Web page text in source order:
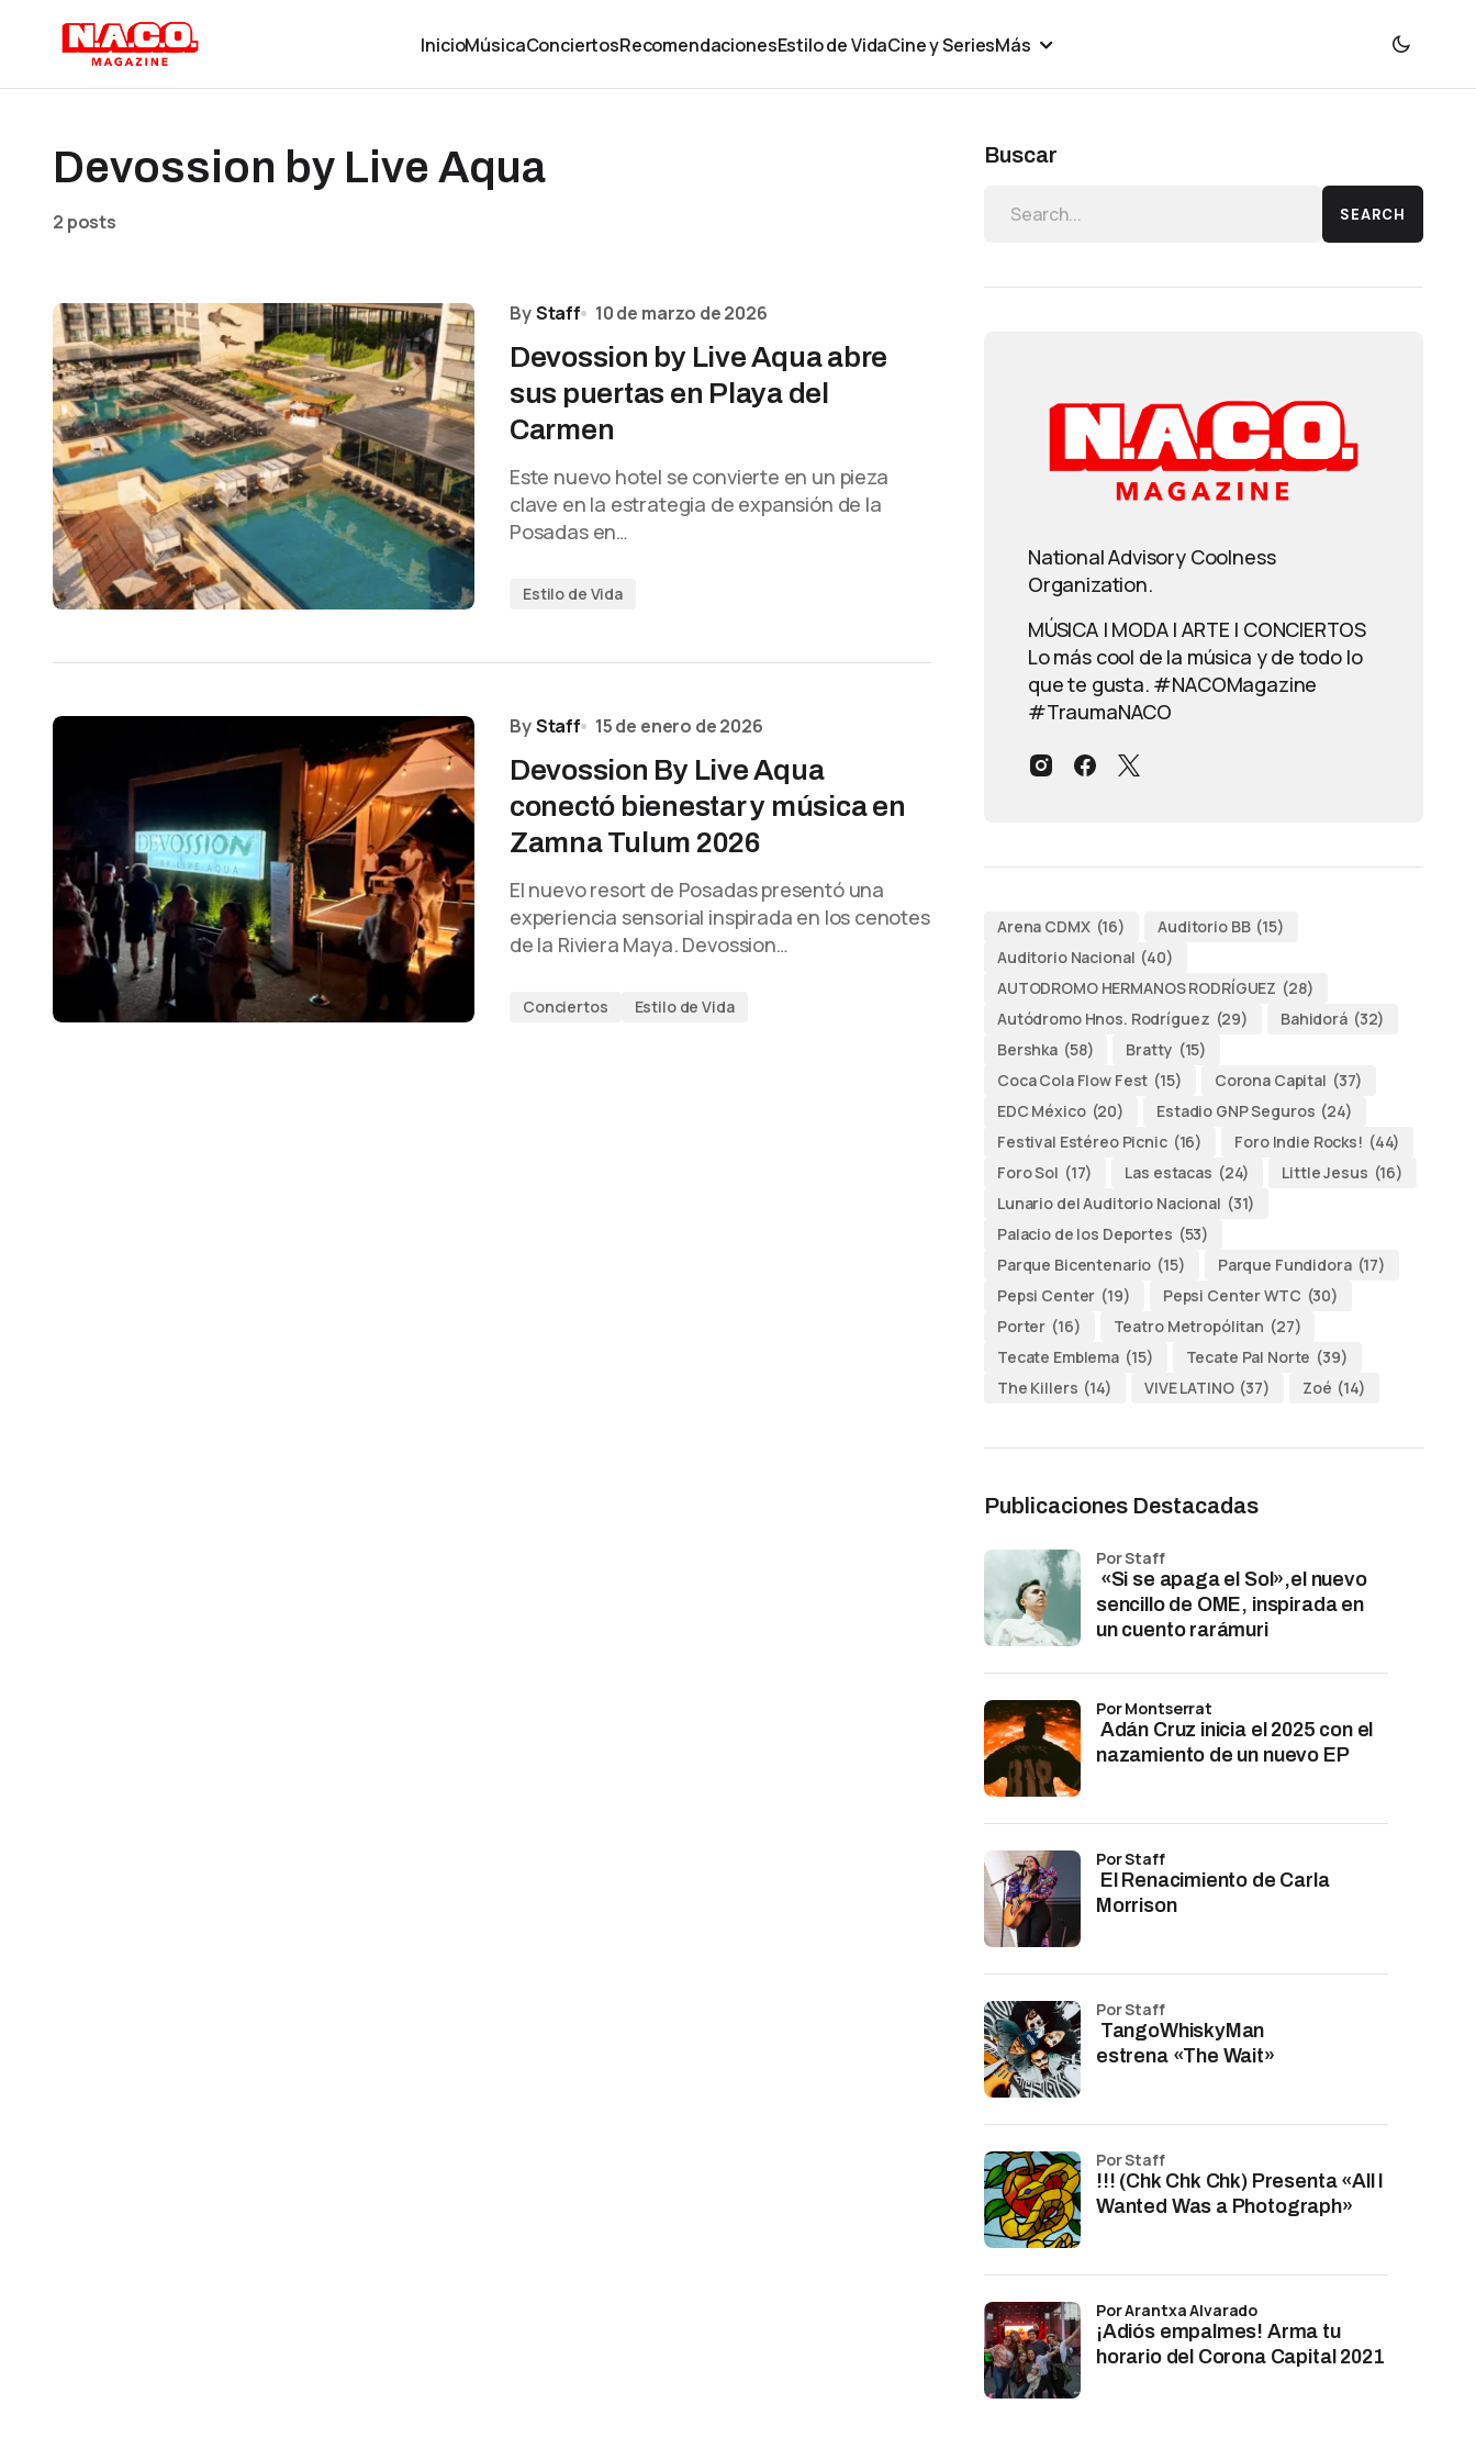
InicioMúsicaConciertosRecomendacionesEstilo de VidaCine y SeriesMás
Devossion by Live Aqua
2 posts
ByStaff 10 de marzo de 2026
Devossion by Live Aqua abre
sus puertas en Playa del
Carmen
Este nuevo hotel se convierte en un pieza
clave en la estrategia de expansión de la
Posadas en…
Estilo de Vida
ByStaff 15 de enero de 2026
Devossion By Live Aqua
conectó bienestar y música en
Zamna Tulum 2026
El nuevo resort de Posadas presentó una
experiencia sensorial inspirada en los cenotes
de la Riviera Maya. Devossion…
Conciertos Estilo de Vida
Buscar
SEARCH
National Advisory Coolness
Organization.
MÚSICA | MODA | ARTE | CONCIERTOS
Lo más cool de la música y de todo lo
que te gusta. #NACOMagazine
#TraumaNACO
Arena CDMX (16) Auditorio BB (15)
Auditorio Nacional (40)
AUTODROMO HERMANOS RODRÍGUEZ (28)
Autódromo Hnos. Rodríguez (29) Bahidorá (32)
Bershka (58) Bratty (15)
Coca Cola Flow Fest (15) Corona Capital (37)
EDC México (20) Estadio GNP Seguros (24)
Festival Estéreo Picnic (16) Foro Indie Rocks! (44)
Foro Sol (17) Las estacas (24) Little Jesus (16)
Lunario del Auditorio Nacional (31)
Palacio de los Deportes (53)
Parque Bicentenario (15) Parque Fundidora (17)
Pepsi Center (19) Pepsi Center WTC (30)
Porter (16) Teatro Metropólitan (27)
Tecate Emblema (15) Tecate Pal Norte (39)
The Killers (14) VIVE LATINO (37) Zoé (14)
Publicaciones Destacadas
«Si se apaga el Sol»,el nuevo
sencillo de OME, inspirada en
un cuento rarámuri
por Staff
Adán Cruz inicia el 2025 con el
nazamiento de un nuevo EP
por Montserrat
El Renacimiento de Carla
Morrison
por Staff
TangoWhiskyMan
estrena «The Wait»
por Staff
!!! (Chk Chk Chk) Presenta «All I
Wanted Was a Photograph»
por Staff
¡Adiós empalmes! Arma tu
horario del Corona Capital 2021
por Arantxa Alvarado